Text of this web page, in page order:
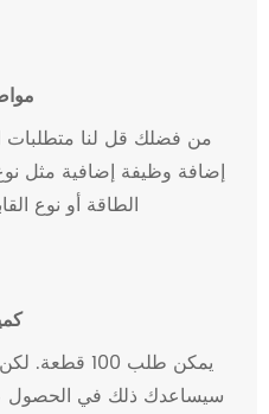
من فضلك قل لنا متطلبات
إضافة وظيفة إضافية مثل
الطاقة أو نوع
يمكن طلب 100
سيساعدك ذلك في الحصول